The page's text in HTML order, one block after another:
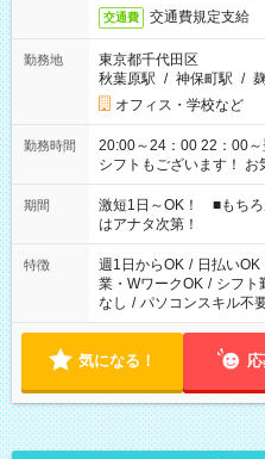
交通費 交通費規定支給
勤務地
東京都千代田区
秋葉原駅 / 神保町駅 /
オフィス・学校など
勤務時間
20:00～24：00 22：00～翌
シフトもございます！ お
期間
激短1日～OK！ ■もち
はアナタ次第！
特徴 週1日からOK / 日払いOK
業・WワークOK / シフト
なし / パソコンスキル不
気になる！